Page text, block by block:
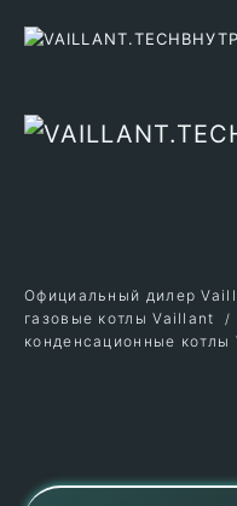
Официальный дилер
газовые котлы Vaillant
конденсационные котлы